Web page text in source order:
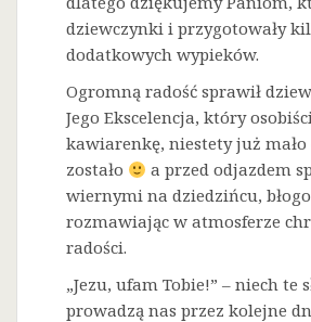
dziewczynki i przygotowały
dodatkowych wypieków.
Ogromną radość sprawił
Jego Ekscelencja, który
kawiarenkę, niestety już mało
zostało
a przed odjazdem
wiernymi na dziedzińcu,
rozmawiając w atmosferze
radości.
„Jezu, ufam Tobie!” – niech te
prowadzą nas przez kolejne